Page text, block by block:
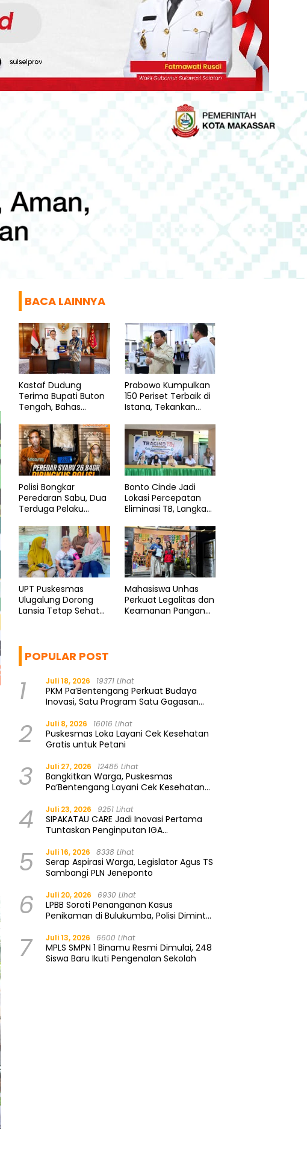
BACA LAINNYA
Kastaf Dudung
Terima Bupati Buton
Tengah, Bahas
Prabowo Kumpulkan
150 Periset Terbaik di
Istana, Tekankan
Polisi Bongkar
Peredaran Sabu, Dua
Terduga Pelaku
Bonto Cinde Jadi
Lokasi Percepatan
Eliminasi TB, Langkah
Bantaeng
UPT Puskesmas
Ulugalung Dorong
Lansia Tetap Sehat
Mahasiswa Unhas
Perkuat Legalitas dan
Keamanan Pangan
POPULAR POST
1 Juli 18, 2026 19371 Lihat
PKM Pa’Bentengang Perkuat Budaya
Inovasi, Satu Program Satu Gagasan
2 Juli 8, 2026 16016 Lihat
Puskesmas Loka Layani Cek Kesehatan
Gratis untuk Petani
3 Juli 27, 2026 12485 Lihat
Bangkitkan Warga, Puskesmas
Pa’Bentengang Layani Cek Kesehatan
4 Juli 23, 2026 9251 Lihat
SIPAKATAU CARE Jadi Inovasi Pertama
Tuntaskan Penginputan IGA
5 Juli 16, 2026 8338 Lihat
Serap Aspirasi Warga, Legislator Agus TS
Sambangi PLN Jeneponto
6 Juli 20, 2026 6930 Lihat
LPBB Soroti Penanganan Kasus
Penikaman di Bulukumba, Polisi Diminta
7 Juli 13, 2026 6600 Lihat
MPLS SMPN 1 Binamu Resmi Dimulai, 248
Siswa Baru Ikuti Pengenalan Sekolah